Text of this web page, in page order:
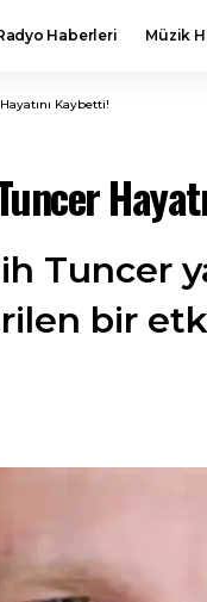
Haberleri Müzik
Kaybetti!
Tuncer
bir